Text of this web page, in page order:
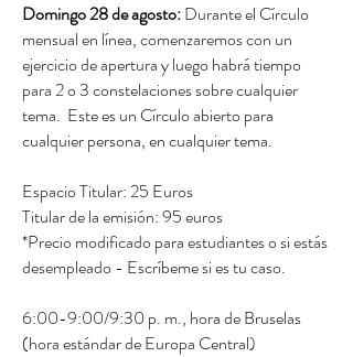
Domingo 28 de agosto:Durante el Círculo
mensual en línea, comenzaremos con un
ejercicio de apertura y luego habrá tiempo
para 2 o 3 constelaciones sobre cualquier
tema. Este es un Círculo abierto para
cualquier persona, en cualquier tema.
Espacio Titular: 25 Euros
Titular de la emisión: 95 euros
*Precio modificado para estudiantes o si estás
desempleado - Escríbeme si es tu caso.
6:00-9:00/9:30 p. m., hora de Bruselas
(hora estándar de Europa Central)